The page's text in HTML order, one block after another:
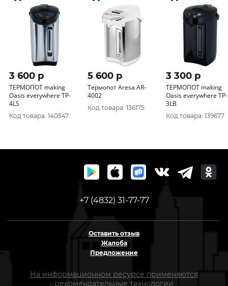
3 600 p
ТЕРМОПОТ making
Oasis everywhere TP-
4LS
Код товара: 140547
5 600 p
Термопот Aresa AR-
4002
Код товара: 136175
3 300 p
ТЕРМОПОТ making
Oasis everywhere TP-
3LB
Код товара: 139677
+7 (4832) 31-77-77
Оставить отзыв
Жалоба
Предложение
На информационном ресурсе применяются
рекомендательные технологии